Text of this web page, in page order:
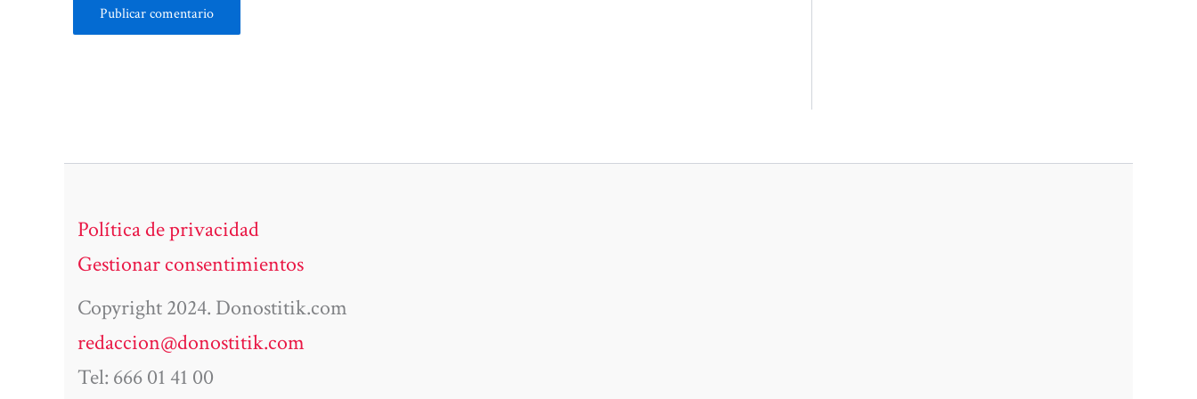
Política de privacidad
Gestionar consentimientos
Copyright 2024. Donostitik.com
redaccion@donostitik.com
Tel: 666 01 41 00